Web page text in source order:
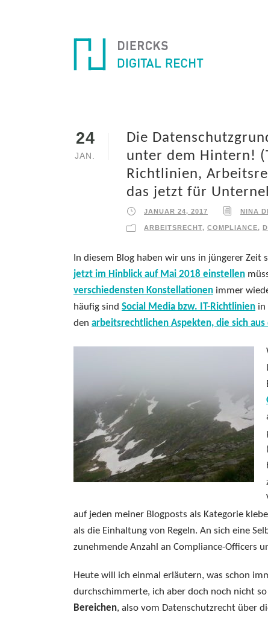
24
JAN.
Die
unter dem Hintern!
Richtlinien,
das jetzt für
JANUAR 24, 2017 NINA
ARBEITSRECHT, COMPLIANCE,
In diesem Blog haben wir uns in jüngerer Zeit
jetzt im Hinblick auf Mai 2018 einstellen
verschiedensten Konstellationen immer
häufig sind Social Media bzw. IT-Richtlinien in
den arbeitsrechtlichen Aspekten, die sich
auf jeden meiner Blogposts als Kategorie
als die Einhaltung von Regeln. An sich eine
zunehmende Anzahl an Compliance-Officers
Heute will ich einmal erläutern, was schon
durchschimmerte, ich aber doch noch nicht
Bereichen, also vom Datenschutzrecht über